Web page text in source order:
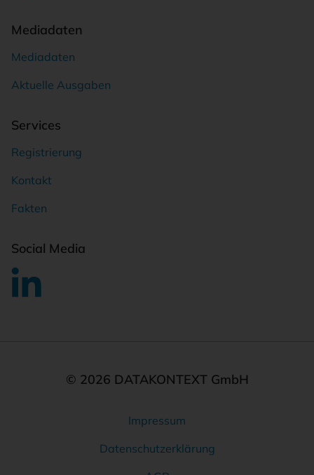
Mediadaten
Mediadaten
Aktuelle Ausgaben
Services
Registrierung
Kontakt
Fakten
Social Media
© 2026 DATAKONTEXT GmbH
Impressum
Datenschutzerklärung